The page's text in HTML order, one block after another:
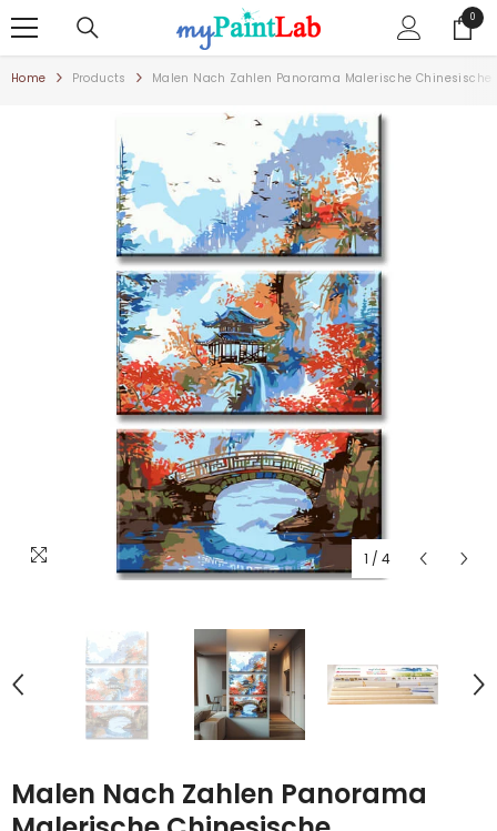
00
Artikel
Home Products Malen Nach Zahlen Panorama Malerische
1 / 4
Malen Nach Zahlen Panorama